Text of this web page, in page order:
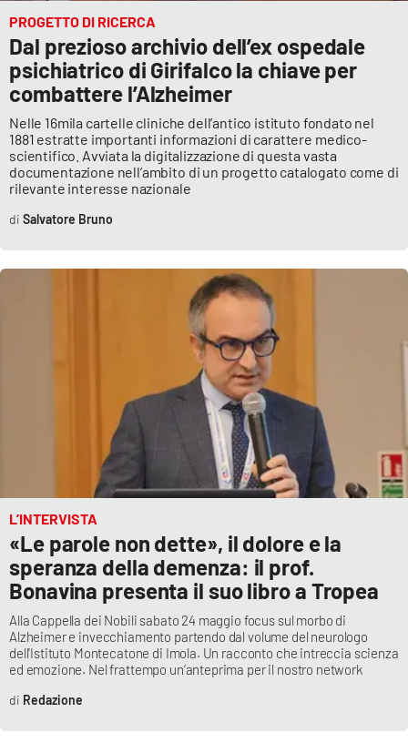
Laconair.it
Lacitymag.it
Lacapitalenews.it
Ilreggino.it
Cosenzachannel.it
PROGETTO DI RICERCA
Dal prezioso archivio dell’ex ospedale
psichiatrico di Girifalco la chiave per
combattere l’Alzheimer
Nelle 16mila cartelle cliniche dell’antico istituto fondato nel
1881 estratte importanti informazioni di carattere medico-
scientifico. Avviata la digitalizzazione di questa vasta
documentazione nell’ambito di un progetto catalogato come di
rilevante interesse nazionale
Salvatore Bruno
L’INTERVISTA
«Le parole non dette», il dolore e la
speranza della demenza: il prof.
Bonavina presenta il suo libro a Tropea
Alla Cappella dei Nobili sabato 24 maggio focus sul morbo di
Alzheimer e invecchiamento partendo dal volume del neurologo
dell'Istituto Montecatone di Imola. Un racconto che intreccia scienza
ed emozione. Nel frattempo un’anteprima per il nostro network
Redazione